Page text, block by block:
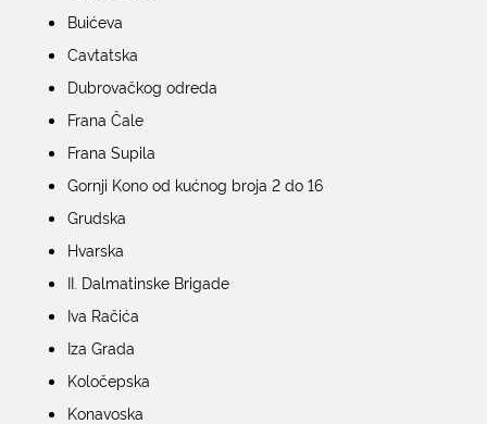
KONTAKTI
Buićeva
Cavtatska
Dubrovačkog odreda
Frana Čale
Frana Supila
Gornji Kono od kućnog broja 2 do 16
Grudska
Hvarska
II. Dalmatinske Brigade
Iva Račića
Iza Grada
Koločepska
Konavoska